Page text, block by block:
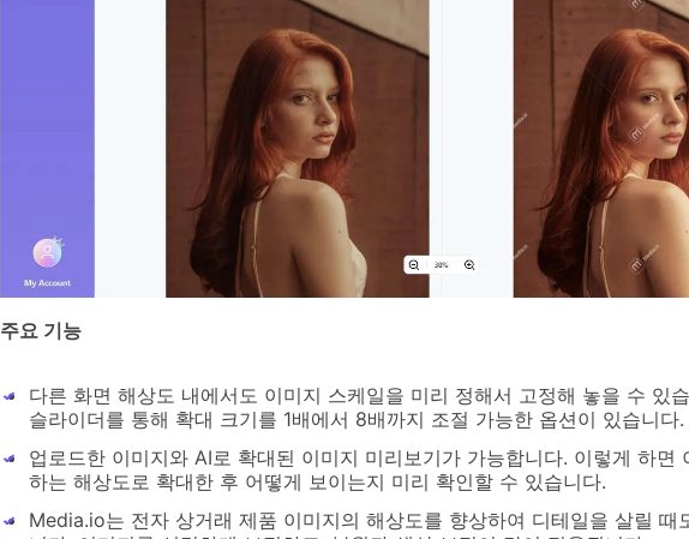
주요 기능
다른 화면 해상도 내에서도 이미지 스케일을 미리 정해서 고정해 놓을 수 있
슬라이더를 통해 확대 크기를 1배에서 8배까지 조절 가능한 옵션이 있습니다.
업로드한 이미지와 AI로 확대된 이미지 미리보기가 가능합니다. 이렇게 하면
하는 해상도로 확대한 후 어떻게 보이는지 미리 확인할 수 있습니다.
Media.io는 전자 상거래 제품 이미지의 해상도를 향상하여 디테일을 살릴 때